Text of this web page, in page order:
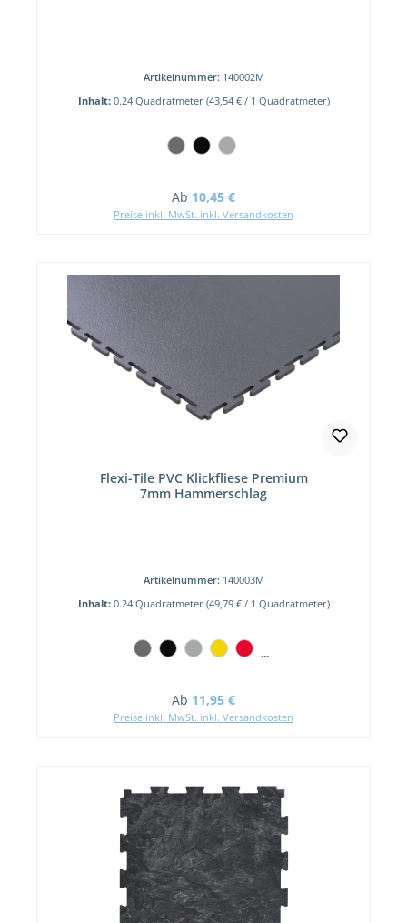
Artikelnummer: 140002M
Inhalt: 0.24 Quadratmeter (43,54 € / 1 Quadratmeter)
Regulärer Preis:
Ab 10,45 €
Preise inkl. MwSt. inkl. Versandkosten
Flexi-Tile PVC Klickfliese Premium
7mm Hammerschlag
Artikelnummer: 140003M
Inhalt: 0.24 Quadratmeter (49,79 € / 1 Quadratmeter)
...
Regulärer Preis:
Ab 11,95 €
Preise inkl. MwSt. inkl. Versandkosten